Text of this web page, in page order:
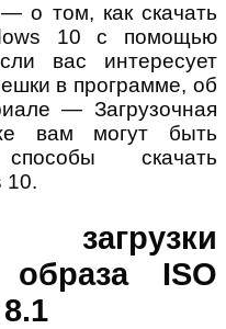
о том, как скачать
10 с помощью
вас интересует
в программе, об
— Загрузочная
вам могут быть
скачать
10.
образа ISO